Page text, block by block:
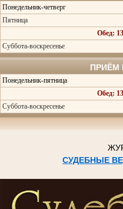
Понедельник-четверг
Пятница
Обед:
Суббота-воскресенье
ПРИЁМ
Понедельник-пятница
Обед:
Суббота-воскресенье
СУДЕБНЫЕ